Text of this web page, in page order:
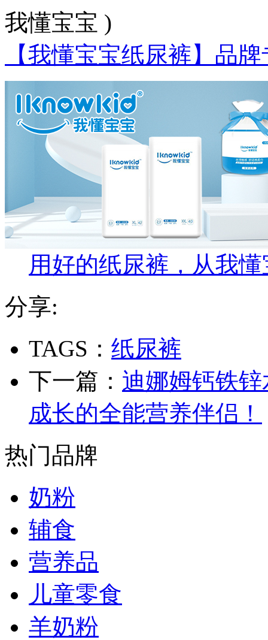
我懂宝宝 )
【我懂宝宝纸尿裤】品
用好的纸尿裤，从我
分享:
TAGS： 纸尿裤
下一篇： 迪娜姆钙铁
成长的全能营养伴侣！
热门品牌
奶粉
辅食
营养品
儿童零食
羊奶粉